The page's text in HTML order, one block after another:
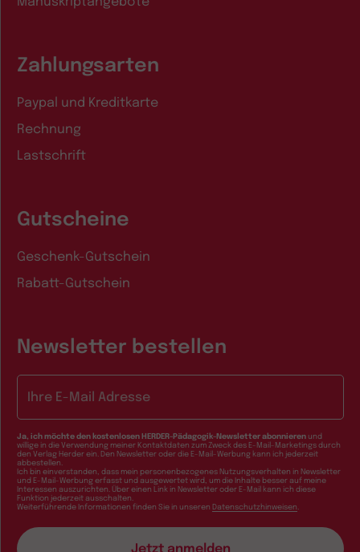
Zahlungsarten
Paypal und Kreditkarte
Rechnung
Lastschrift
Gutscheine
Geschenk-Gutschein
Rabatt-Gutschein
Newsletter bestellen
Ja, ich möchte den kostenlosen HERDER-Pädagogik-Newsletter abonnieren und
willige in die Verwendung meiner Kontaktdaten zum Zweck des E-Mail-Marketings durch
den Verlag Herder ein. Den Newsletter oder die E-Mail-Werbung kann ich jederzeit
abbestellen.
Ich bin einverstanden, dass mein personenbezogenes Nutzungsverhalten in Newsletter
und E-Mail-Werbung erfasst und ausgewertet wird, um die Inhalte besser auf meine
Interessen auszurichten. Über einen Link in Newsletter oder E-Mail kann ich diese
Funktion jederzeit ausschalten.
Weiterführende Informationen finden Sie in unseren Datenschutzhinweisen .